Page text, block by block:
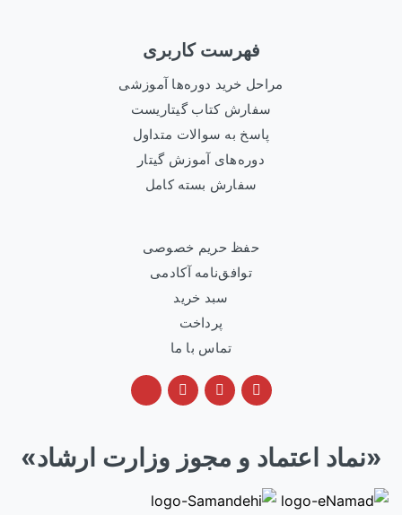
فهرست کاربری
مراحل خرید دوره‌ها آموزشی
سفارش کتاب گیتاریست
پاسخ به سوالات متداول
دوره‌های آموزش گیتار
سفارش بسته کامل
حفظ حریم خصوصی
توافق‌نامه آکادمی
سبد خرید
پرداخت
تماس با ما
«نماد اعتماد و مجوز وزارت ارشاد»